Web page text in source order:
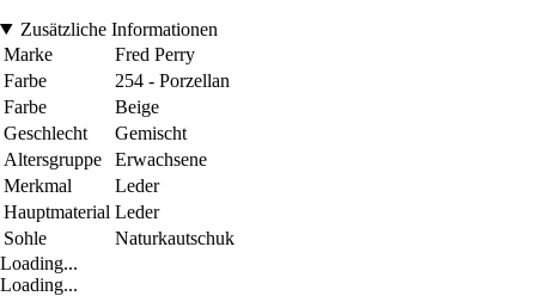
Zusätzliche Informationen
Marke
Fred Perry
Farbe
254 - Porzellan
Farbe
Beige
Geschlecht
Gemischt
Altersgruppe
Erwachsene
Merkmal
Leder
Hauptmaterial Leder
Sohle
Naturkautschuk
Loading...
Loading...